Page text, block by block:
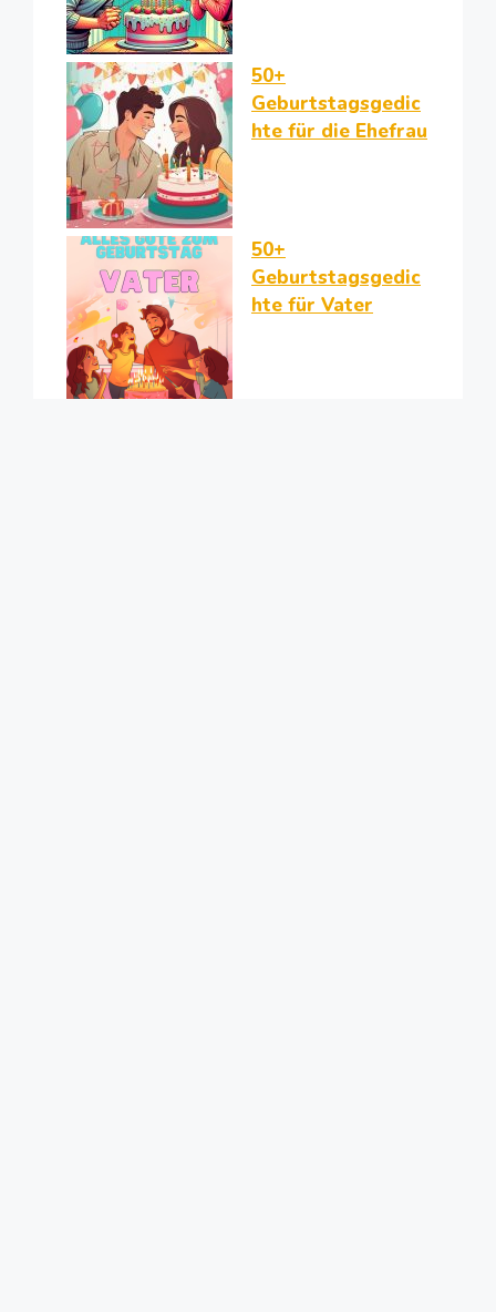
50+
Geburtstagsgedic
hte für die Ehefrau
50+
Geburtstagsgedic
hte für Vater